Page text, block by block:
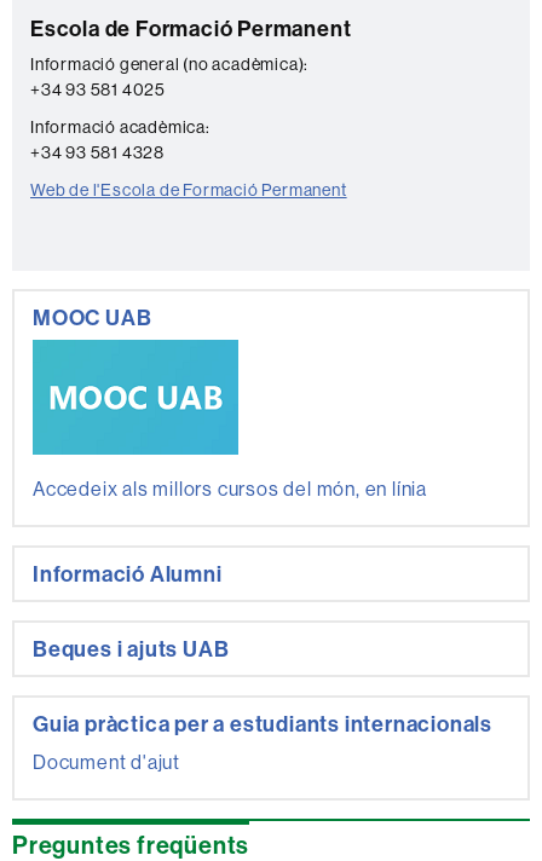
c
t
e
Escola de Formació Permanent
Informació general (no acadèmica):
+34 93 581 4025
Informació acadèmica:
+34 93 581 4328
Web de l'Escola de Formació Permanent
MOOC UAB
Accedeix als millors cursos del món, en línia
Informació Alumni
Beques i ajuts UAB
Guia pràctica per a estudiants internacionals
Document d'ajut
Preguntes freqüents